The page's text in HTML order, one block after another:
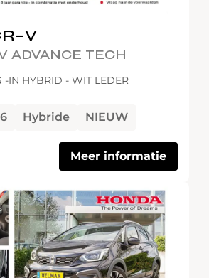
V
ADVANCE TECH
-IN HYBRID - WIT LEDER
Hybride NIEUW
Meer informatie